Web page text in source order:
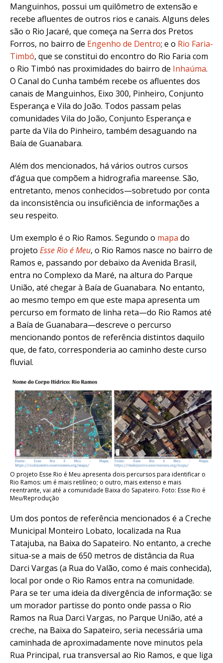
Manguinhos, possui um quilômetro de extensão e
recebe afluentes de outros rios e canais. Alguns deles
são o Rio Jacaré, que começa na Serra dos Pretos
Forros, no bairro de Engenho de Dentro; e o Rio Faria-
Timbó, que se constitui do encontro do Rio Faria com
o Rio Timbó nas proximidades do bairro de Inhaúma.
O Canal do Cunha também recebe os afluentes dos
canais de Manguinhos, Eixo 300, Pinheiro, Conjunto
Esperança e Vila do João. Todos passam pelas
comunidades Vila do João, Conjunto Esperança e
parte da Vila do Pinheiro, também desaguando na
Baía de Guanabara.
Além dos mencionados, há vários outros cursos
d’água que compõem a hidrografia mareense. São,
entretanto, menos conhecidos—sobretudo por conta
da inconsistência ou insuficiência de informações a
seu respeito.
Um exemplo é o Rio Ramos. Segundo o mapa do
projeto Esse Rio é Meu, o Rio Ramos nasce no bairro de
Ramos e, passando por debaixo da Avenida Brasil,
entra no Complexo da Maré, na altura do Parque
União, até chegar à Baía de Guanabara. No entanto,
ao mesmo tempo em que este mapa apresenta um
percurso em formato de linha reta—do Rio Ramos até
a Baía de Guanabara—descreve o percurso
mencionando pontos de referência distintos daquilo
que, de fato, corresponderia ao caminho deste curso
fluvial.
O projeto Esse Rio é Meu apresenta dois percursos para identificar o
Rio Ramos: um é mais retilíneo; o outro, mais extenso e mais
reentrante, vai até a comunidade Baixa do Sapateiro. Foto: Esse Rio é
Meu/Reprodução
Um dos pontos de referência mencionados é a Creche
Municipal Monteiro Lobato, localizada na Rua
Tatajuba, na Baixa do Sapateiro. No entanto, a creche
situa-se a mais de 650 metros de distância da Rua
Darci Vargas (a Rua do Valão, como é mais conhecida),
local por onde o Rio Ramos entra na comunidade.
Para se ter uma ideia da divergência de informação: se
um morador partisse do ponto onde passa o Rio
Ramos na Rua Darci Vargas, no Parque União, até a
creche, na Baixa do Sapateiro, seria necessária uma
caminhada de aproximadamente nove minutos pela
Rua Principal, rua transversal ao Rio Ramos, e que liga